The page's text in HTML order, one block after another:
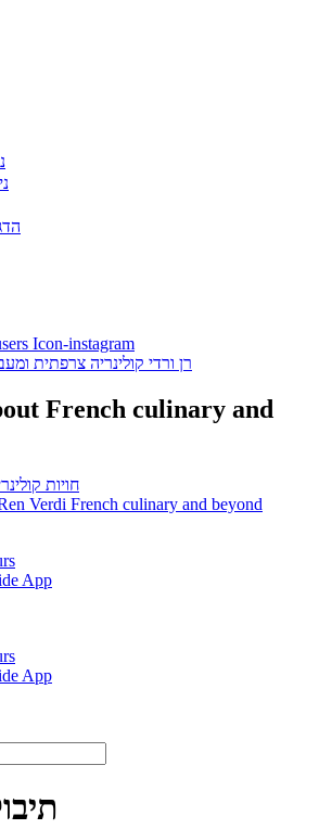
Icon-instagram
French culinary and
App
App